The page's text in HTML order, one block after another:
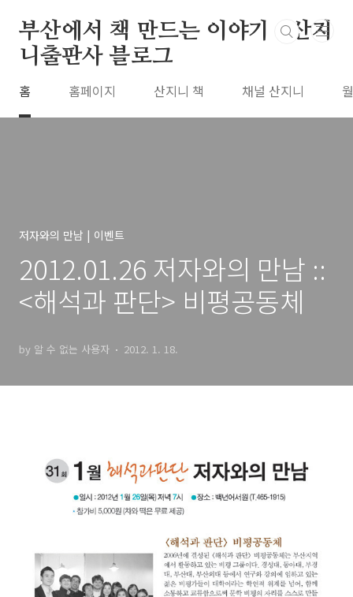
부산에서 책 만드는 이야기 : 산지
니출판사 블로그
홈 홈페이지 산지니 책 채널 산지니
저자와의 만남 | 이벤트
2012.01.26 저자와의 만남 ::
<해석과 판단> 비평공동체
by 알 수 없는 사용자 2012. 1. 18.